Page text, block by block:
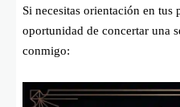
Si necesitas orientación en tus
oportunidad de concertar una
conmigo: